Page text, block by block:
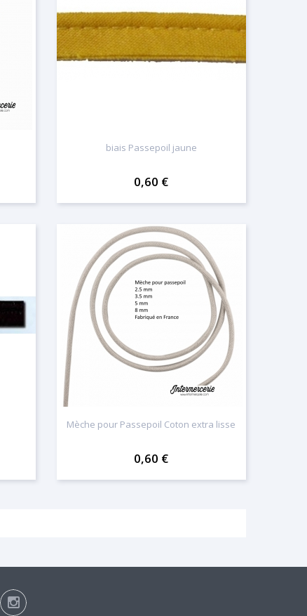
biais Passepoil jaune
0,60 €
Mèche pour Passepoil Coton extra lisse
0,60 €